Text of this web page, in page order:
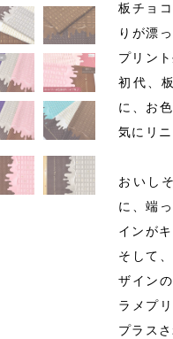
板チョ
りが漂
プリント
初代、
に、お
気にリ
おいし
に、端
インが
そして
ザイン
ラメプ
プラス